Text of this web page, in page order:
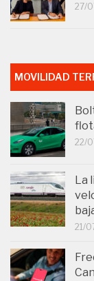
27/
MOVILIDAD
22/
La
21/